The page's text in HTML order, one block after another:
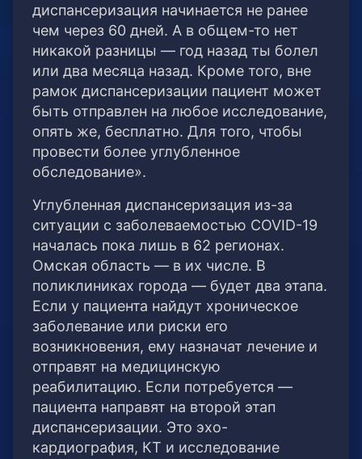
диспансеризация начинается не ранее
чем через 60 дней. А в общем-то нет
никакой разницы — год назад ты болел
или два месяца назад. Кроме того, вне
рамок диспансеризации пациент может
быть отправлен на любое исследование,
опять же, бесплатно. Для того, чтобы
провести более углубленное
обследование».
Углубленная диспансеризация из-за
ситуации с заболеваемостью COVID-19
началась пока лишь в 62 регионах.
Омская область — в их числе. В
поликлиниках города — будет два этапа.
Если у пациента найдут хроническое
заболевание или риски его
возникновения, ему назначат лечение и
отправят на медицинскую
реабилитацию. Если потребуется —
пациента направят на второй этап
диспансеризации. Это эхо-
кардиография, КТ и исследование